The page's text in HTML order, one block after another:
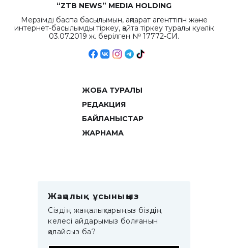
“ZTB NEWS” MEDIA HOLDING
Мерзімді баспа басылымын, ақпарат агенттігін және
интернет-басылымды тіркеу, қайта тіркеу туралы куәлік
03.07.2019 ж. берілген № 17772-СИ.
ЖОБА ТУРАЛЫ
РЕДАКЦИЯ
БАЙЛАНЫСТАР
ЖАРНАМА
Жаңалық ұсыныңыз
Сіздің жаңалықтарыңыз біздің
келесі айдарымыз болғанын
қалайсыз ба?